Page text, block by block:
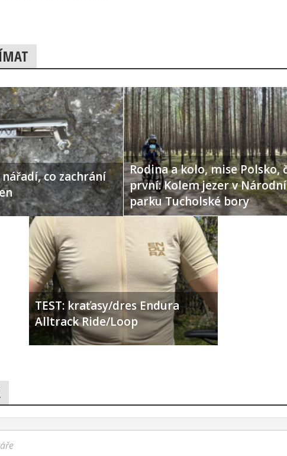
nářadí, co zachrání
Rodina a kolo, mise Polsko,
první: Kolem jezer v
parku Tucholské bory
TEST: kraťasy/dres Endura
Alltrack Ride/Loop